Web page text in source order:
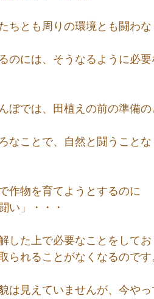
ちとも周りの環境とも闘わな
のには、そうなるように必
では、田植えの前の準備の
なことで、自然と闘うこと
作物を育てようとするのに
い」・・・
した上で必要なことをしてお
られることがなくなるのです
は見えていませんが、今や